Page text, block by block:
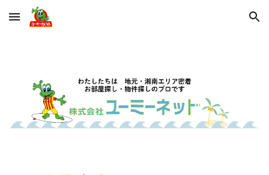
Skip to main content Skip to navigation